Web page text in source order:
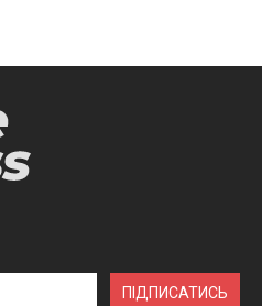
ПІДПИСАТИСЬ